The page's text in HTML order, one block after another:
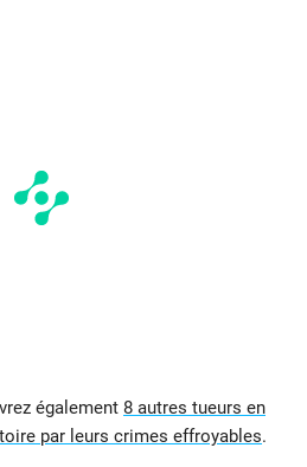
également 8 autres tueurs en
par leurs crimes effroyables.